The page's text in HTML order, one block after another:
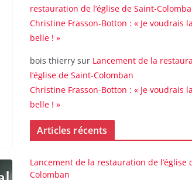
restauration de l’église de Saint-
Christine Frasson-Botton : « Je voudrais
belle ! »
bois thierry sur Lancement de la
l’église de Saint-Colomban
Christine Frasson-Botton : « Je voudrais
belle ! »
Articles récents
Lancement de la restauration de l’église
Colomban